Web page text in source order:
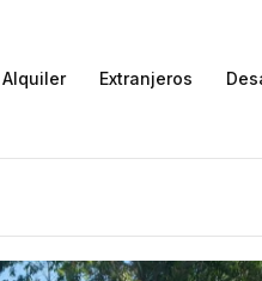
Alquiler Extranjeros